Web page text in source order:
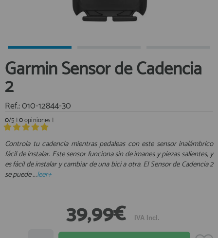
Equipo Personal
Fondeo y Amarre
Libros
Motores
Navegacion
Neveras y Termos
Seguridad
Vela y Maniobra
Submarinismo
Al crear una cuenta en francobordo.com podrás realizar tus
registro cliente
Área profesionales
Regístrate y aprovecha los descuentos y ventajas de ser
Únete ya a los mas de de 500 Profesionales de la Náutica
registro profesional
Garmin Sensor de Cadencia
2
Ref.: 010-12844-30
0/5 |0opiniones |
Controla tu cadencia mientras pedaleas con este sensor inalámbrico
fácil de instalar. Este sensor funciona sin de imanes y piezas salientes, y
es fácil de instalar y cambiar de una bici a otra. El Sensor de Cadencia 2
se puede ...leer+
39,99€ IVA Incl.